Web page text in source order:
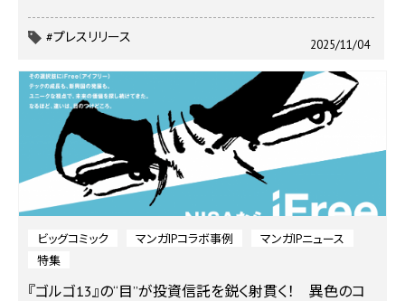
2025/11/04
#プレスリリース
ビッグコミック マンガIPコラボ事例
マンガIPニュース
特集
『ゴルゴ13』の“目”が投資信託を鋭く射貫く！ 異色のコ